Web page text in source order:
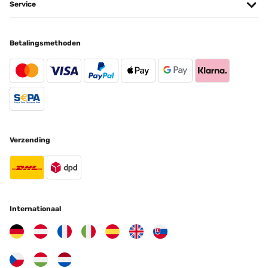
Amazon-Benutzer
10/01/2025
Por lo demás se ve preciosa y es bastante grande para el precio
funktional und optisch als hochwertig zu bewerten. Abwicklung
kommt Freude beim Einkaufen auf“
Vertaal
Service
Betalingsmethoden
Verzending
Internationaal